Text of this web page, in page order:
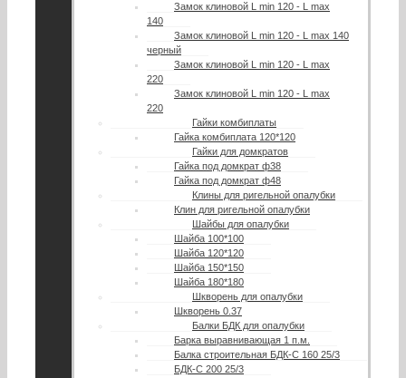
Замок клиновой L min 120 - L max
140
Замок клиновой L min 120 - L max 140
черный
Замок клиновой L min 120 - L max
220
Замок клиновой L min 120 - L max
220
Гайки комбиплаты
Гайка комбиплата 120*120
Гайки для домкратов
Гайка под домкрат ф38
Гайка под домкрат ф48
Клины для ригельной опалубки
Клин для ригельной опалубки
Шайбы для опалубки
Шайба 100*100
Шайба 120*120
Шайба 150*150
Шайба 180*180
Шкворень для опалубки
Шкворень 0.37
Балки БДК для опалубки
Барка выравнивающая 1 п.м.
Балка строительная БДК-С 160 25/3
БДК-С 200 25/3